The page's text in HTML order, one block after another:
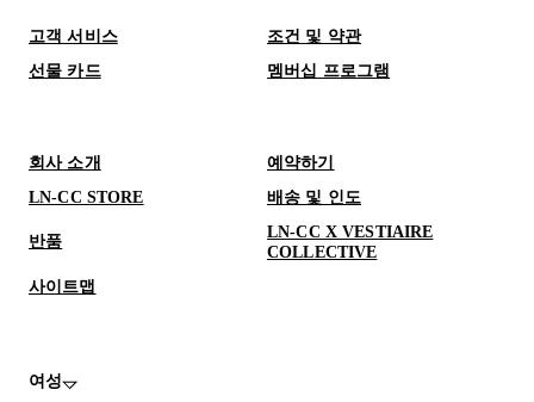
고객 서비스
조건 및 약관
선물 카드
멤버십 프로그램
회사 소개
예약하기
LN-CC STORE
배송 및 인도
반품
LN-CC X VESTIAIRE
COLLECTIVE
사이트맵
여성